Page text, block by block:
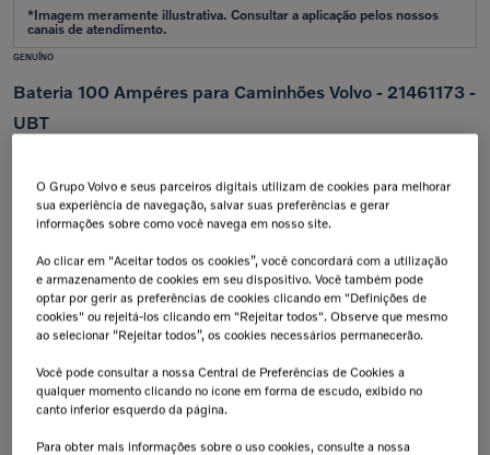
GENUÍNO
Bateria 100 Ampéres para Caminhões Volvo - 21461173 -
UBT
Calcular frete e prazo
Prazos de entrega começam após confirmação do pagamento e podem variar para mais de
Calcular
Não sei meu cep
Retire na Concessionária
Todas as peças podem ser
retiradas diretamente na
concessionária.
Troca Grátis!
Até 07 dias a partir da
data de recebimento.
Tranquilidade e Confiança
Aplicação:
O Grupo Volvo e seus parceiros digitais utilizam de cookies para melhorar
sua experiência de navegação, salvar suas preferências e gerar
informações sobre como você navega em nosso site.
Ao clicar em "Aceitar todos os cookies”, você concordará com a utilização
e armazenamento de cookies em seu dispositivo. Você também pode
optar por gerir as preferências de cookies clicando em "Definições de
cookies" ou rejeitá-los clicando em "Rejeitar todos". Observe que mesmo
ao selecionar “Rejeitar todos”, os cookies necessários permanecerão.
Você pode consultar a nossa Central de Preferências de Cookies a
qualquer momento clicando no ícone em forma de escudo, exibido no
canto inferior esquerdo da página.
Para obter mais informações sobre o uso cookies, consulte a nossa